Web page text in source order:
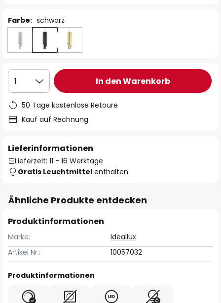
Farbe: schwarz
1 In den Warenkorb
50 Tage kostenlose Retoure
Kauf auf Rechnung
Lieferinformationen
Lieferzeit: 11 - 16 Werktage
Gratis Leuchtmittel enthalten
Ähnliche Produkte entdecken
Produktinformationen
Marke:
Ideallux
Artikel Nr.:
10057032
Produktinformationen